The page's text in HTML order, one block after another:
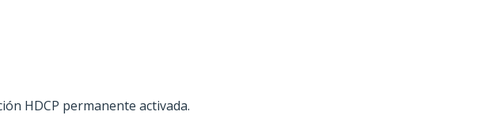
HDCP permanente activada.